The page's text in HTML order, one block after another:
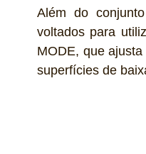
Além do
voltados para
MODE, que
superfícies de